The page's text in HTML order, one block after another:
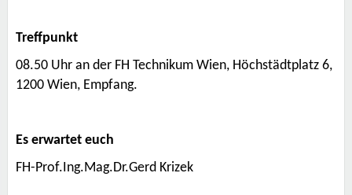
Treffpunkt
08.50 Uhr an der FH Technikum Wien, Höchstädtplatz 6,
1200 Wien, Empfang.
Es erwartet euch
FH-Prof.Ing.Mag.Dr.Gerd Krizek